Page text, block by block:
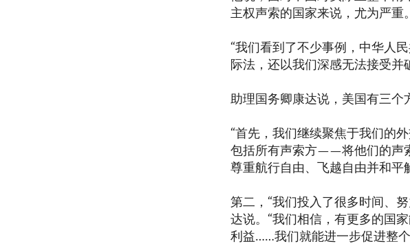
主权声索的国家来说，尤为严重。
“我们看到了不少事例，中华人
际法，还以我们深感无法接受
助理国务卿康达说，美国有三个
“首先，我们继续聚焦于我们的
包括所有声索方——将他们的声
尊重航行自由、飞越自由并和平
第二，“我们投入了很多时间、
达说。“我们相信，有更多的国
利益……我们就能进一步促进整